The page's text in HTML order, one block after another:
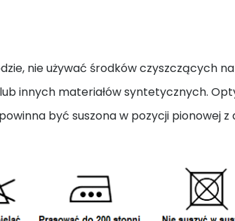
nie używać środków czyszczących
innych materiałów syntetycznych.
być suszona w pozycji pionowej